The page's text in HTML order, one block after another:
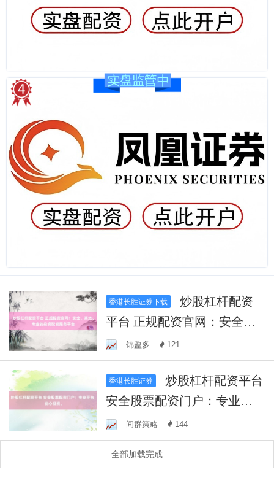
香港长胜证券下载
炒股杠杆配资
平台 正规配资官网：安全、
高效、专业的投资配资服务
平台
锦盈多 121
香港长胜证券
炒股杠杆配资平台
安全股票配资门户：专业平
台，安心投资。
间群策略 144
全部加载完成